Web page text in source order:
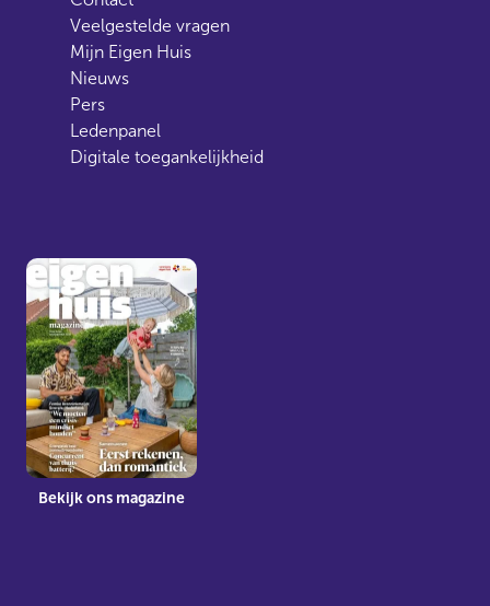
Veelgestelde vragen
Mijn Eigen Huis
Nieuws
Pers
Ledenpanel
Digitale toegankelijkheid
Bekijk ons magazine